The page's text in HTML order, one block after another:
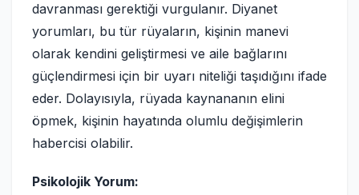
davranması gerektiği vurgulanır. Diyanet
yorumları, bu tür rüyaların, kişinin manevi
olarak kendini geliştirmesi ve aile bağlarını
güçlendirmesi için bir uyarı niteliği taşıdığını ifade
eder. Dolayısıyla, rüyada kaynananın elini
öpmek, kişinin hayatında olumlu değişimlerin
habercisi olabilir.
Psikolojik Yorum: